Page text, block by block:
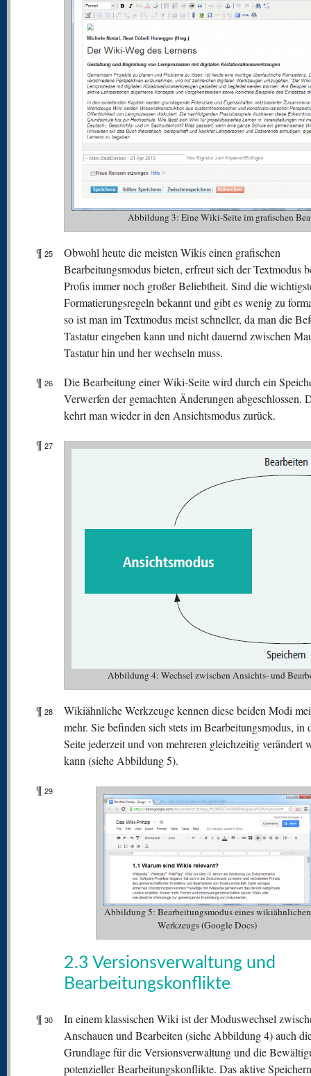
Abbildung 3: Eine Wiki-Seite im grafischen
¶ 25
Obwohl heute die meisten Wikis einen grafischen
Bearbeitungsmodus bieten, erfreut sich der Textmodus
Profis immer noch großer Beliebtheit. Sind die
Formatierungsregeln bekannt und gibt es wenig zu
so ist man im Textmodus meist schneller, da man die
Tastatur eingeben kann und nicht dauernd zwischen
Tastatur hin und her wechseln muss.
¶ 26
Die Bearbeitung einer Wiki-Seite wird durch ein
Verwerfen der gemachten Änderungen abgeschlossen.
kehrt man wieder in den Ansichtsmodus zurück.
¶ 27
Abbildung 4: Wechsel zwischen Ansichts- und
¶ 28
Wikiähnliche Werkzeuge kennen diese beiden Modi
mehr. Sie befinden sich stets im Bearbeitungsmodus, in
Seite jederzeit und von mehreren gleichzeitig verändert
kann (siehe Abbildung 5).
¶ 29
Abbildung 5: Bearbeitungsmodus eines wikiähnlichen
Werkzeugs (Google Docs)
2.3 Versionsverwaltung und
Bearbeitungskonflikte
¶ 30
In einem klassischen Wiki ist der Moduswechsel
Anschauen und Bearbeiten (siehe Abbildung 4) auch
Grundlage für die Versionsverwaltung und die
potenzieller Bearbeitungskonflikte. Das aktive